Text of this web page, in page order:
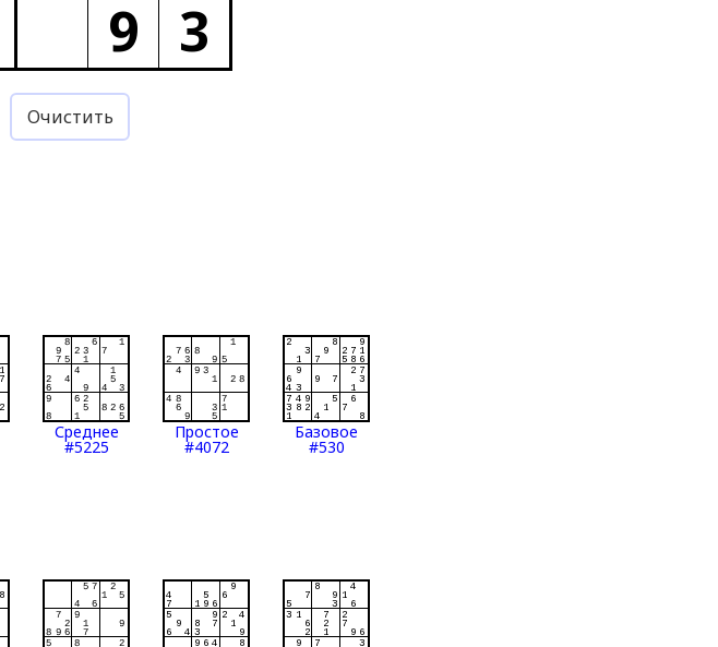
9 3
Очистить
Среднее
#5225
Простое
#4072
Базовое
#530